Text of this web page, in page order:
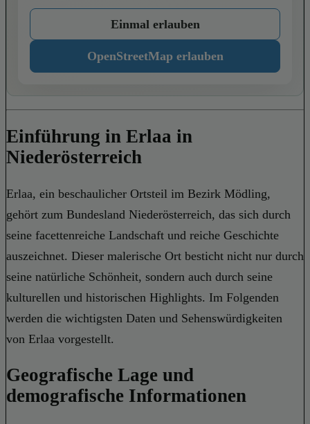
Einmal erlauben
OpenStreetMap erlauben
Einführung in Erlaa in
Niederösterreich
Erlaa, ein beschaulicher Ortsteil im Bezirk Mödling,
gehört zum Bundesland Niederösterreich, das sich durch
seine facettenreiche Landschaft und reiche Geschichte
auszeichnet. Dieser malerische Ort besticht nicht nur durch
seine natürliche Schönheit, sondern auch durch seine
kulturellen und historischen Highlights. Im Folgenden
werden die wichtigsten Daten und Sehenswürdigkeiten
von Erlaa vorgestellt.
Geografische Lage und
demografische Informationen